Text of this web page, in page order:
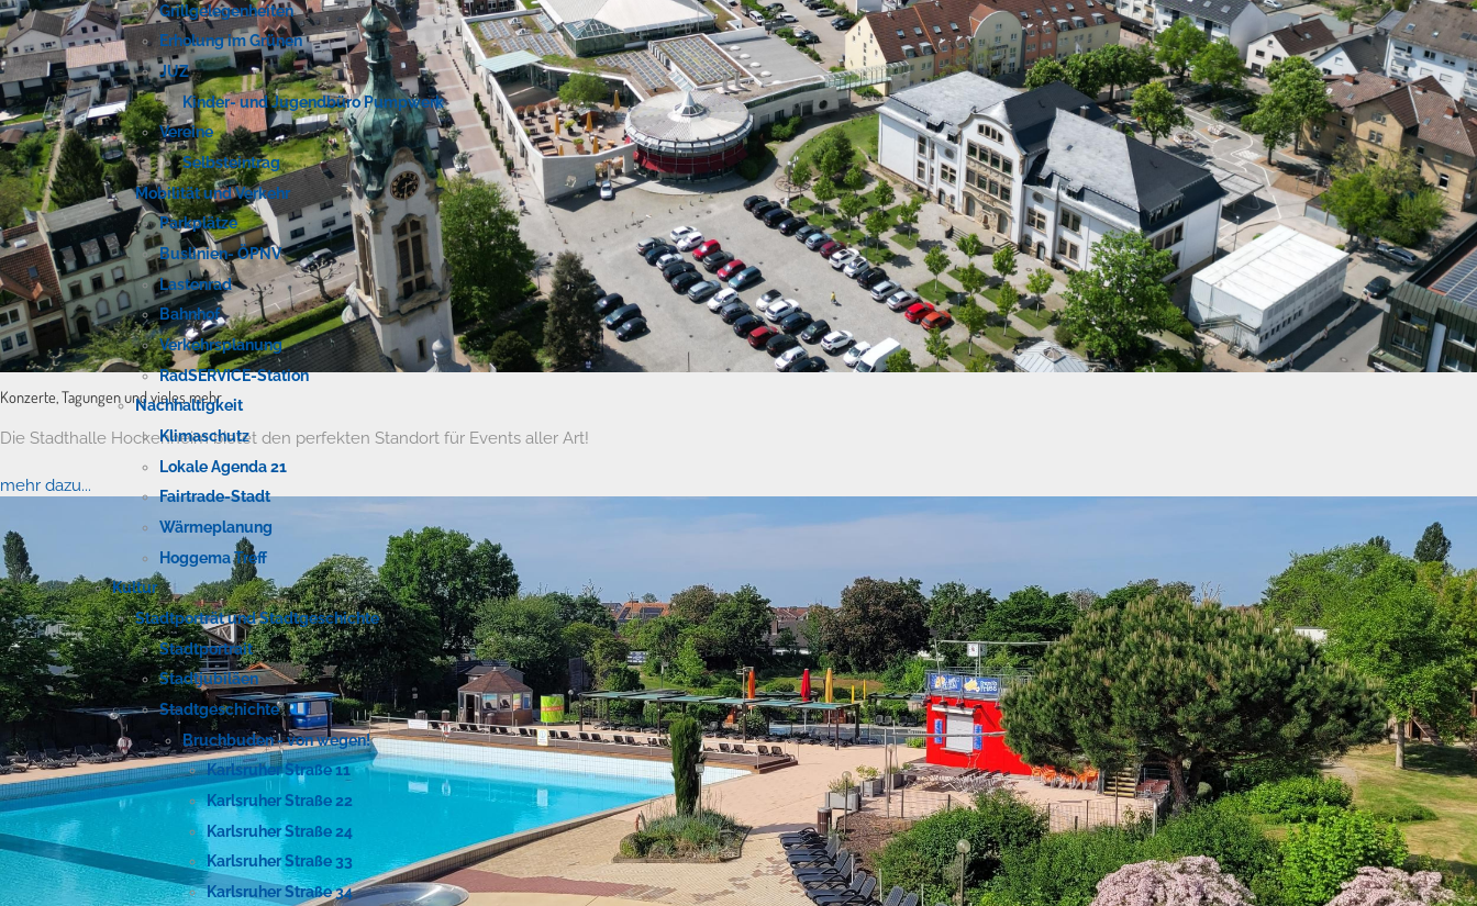
Konzerte, Tagungen und vieles mehr
Die Stadthalle Hockenheim bietet den perfekten Standort für Events aller Art!
mehr dazu...
Grillgelegenheiten
Erholung im Grünen
JUZ
Kinder- und Jugendbüro Pumpwerk
Vereine
Selbsteintrag
Mobilität und Verkehr
Parkplätze
Buslinien- ÖPNV
Lastenrad
Bahnhof
Verkehrsplanung
RadSERVICE-Station
Nachhaltigkeit
Klimaschutz
Lokale Agenda 21
Fairtrade-Stadt
Wärmeplanung
Hoggema Treff
Kultur
Stadtporträt und Stadtgeschichte
Stadtportrait
Stadtjubiläen
Stadtgeschichte
Bruchbuden - von wegen!
Karlsruher Straße 11
Karlsruher Straße 22
Karlsruher Straße 24
Karlsruher Straße 33
Karlsruher Straße 34